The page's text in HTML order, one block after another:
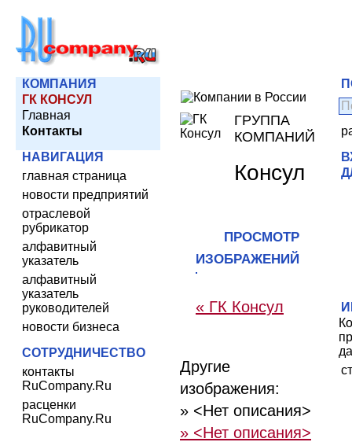
КОМПАНИЯ
ГК КОНСУЛ
Главная
Контакты
НАВИГАЦИЯ
главная страница
новости предприятий
отраслевой
рубрикатор
алфавитный
указатель
алфавитный
указатель
руководителей
новости бизнеса
СОТРУДНИЧЕСТВО
контакты
RuCompany.Ru
расценки
RuCompany.Ru
ГРУППА
КОМПАНИЙ
Консул
ПРОСМОТР
ИЗОБРАЖЕНИЙ
« ГК Консул
Другие
изображения:
» <Нет описания>
» <Нет описания>